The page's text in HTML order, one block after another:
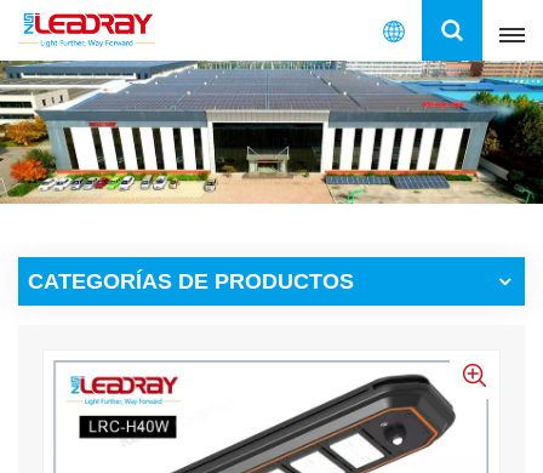
Español
English
français
español
CATEGORÍAS DE PRODUCTOS